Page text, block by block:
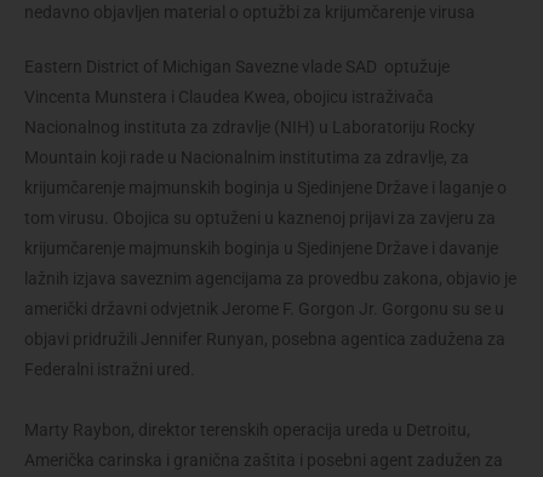
nedavno objavljen material o optužbi za krijumčarenje virusa
Eastern District of Michigan Savezne vlade SAD optužuje
Vincenta Munstera i Claudea Kwea, obojicu istraživača
Nacionalnog instituta za zdravlje (NIH) u Laboratoriju Rocky
Mountain koji rade u Nacionalnim institutima za zdravlje, za
krijumčarenje majmunskih boginja u Sjedinjene Države i laganje o
tom virusu. Obojica su optuženi u kaznenoj prijavi za zavjeru za
krijumčarenje majmunskih boginja u Sjedinjene Države i davanje
lažnih izjava saveznim agencijama za provedbu zakona, objavio je
američki državni odvjetnik Jerome F. Gorgon Jr. Gorgonu su se u
objavi pridružili Jennifer Runyan, posebna agentica zadužena za
Federalni istražni ured.
Marty Raybon, direktor terenskih operacija ureda u Detroitu,
Američka carinska i granična zaštita i posebni agent zadužen za